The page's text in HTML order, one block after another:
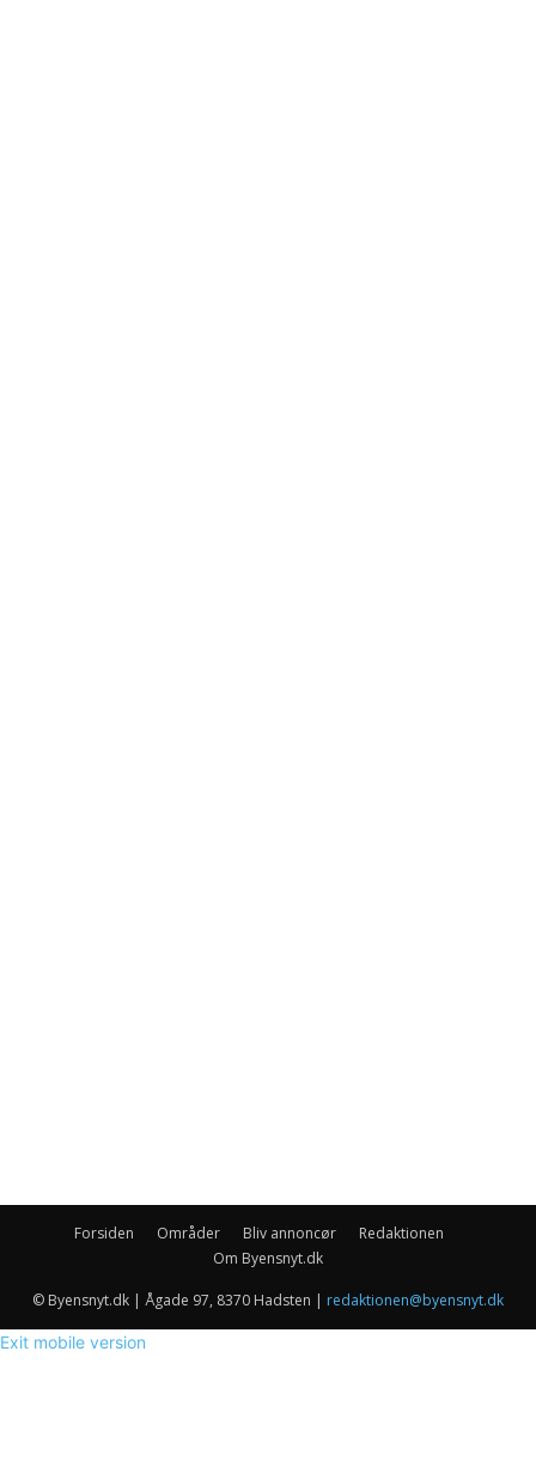
Forsiden Områder Bliv annoncør
Redaktionen
Om Byensnyt.dk
© Byensnyt.dk | Ågade 97, 8370 Hadsten | redaktionen@byensnyt.dk
Exit mobile version